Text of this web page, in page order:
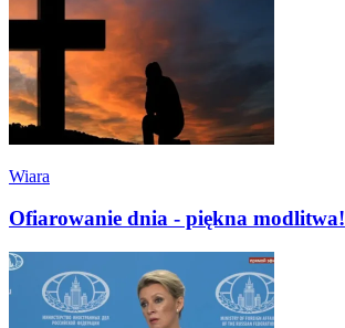
Wiara
Ofiarowanie dnia - piękna modlitwa!